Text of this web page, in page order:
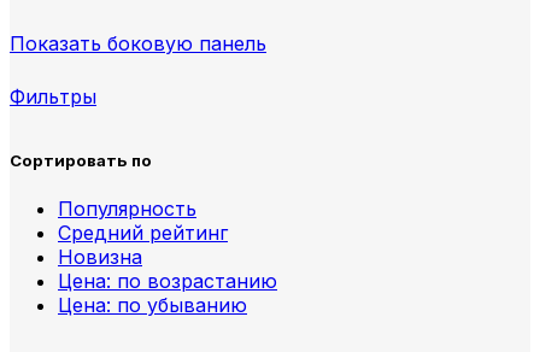
Показать боковую панель
Фильтры
Сортировать по
Популярность
Средний рейтинг
Новизна
Цена: по возрастанию
Цена: по убыванию